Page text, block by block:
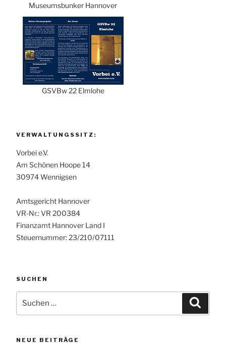
Museumsbunker Hannover
GSVBw 22 Elmlohe
VERWALTUNGSSITZ:
Vorbei e.V.
Am Schönen Hoope 14
30974 Wennigsen
Amtsgericht Hannover
VR-Nr.: VR 200384
Finanzamt Hannover Land I
Steuernummer: 23/210/07111
SUCHEN
nach:
NEUE BEITRÄGE